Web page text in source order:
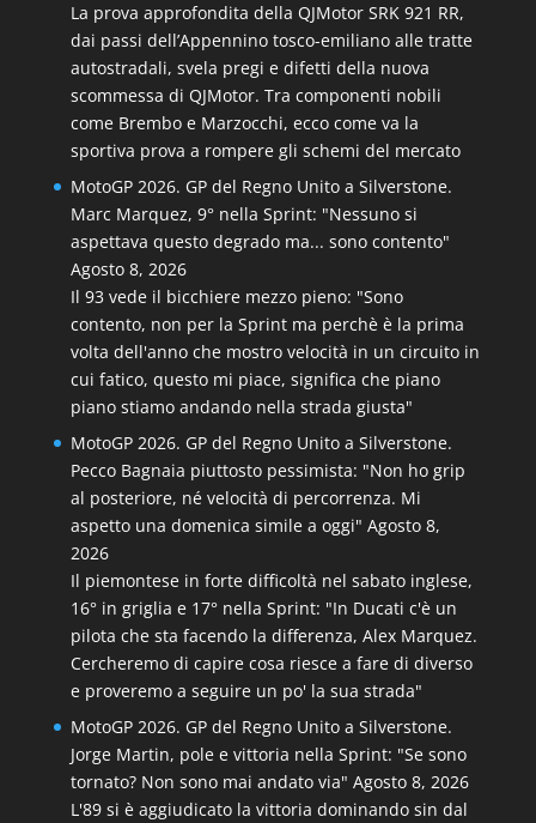
La prova approfondita della QJMotor SRK 921 RR,
dai passi dell’Appennino tosco-emiliano alle tratte
autostradali, svela pregi e difetti della nuova
scommessa di QJMotor. Tra componenti nobili
come Brembo e Marzocchi, ecco come va la
sportiva prova a rompere gli schemi del mercato
MotoGP 2026. GP del Regno Unito a Silverstone.
Marc Marquez, 9° nella Sprint: "Nessuno si
aspettava questo degrado ma... sono contento"
Agosto 8, 2026
Il 93 vede il bicchiere mezzo pieno: "Sono
contento, non per la Sprint ma perchè è la prima
volta dell'anno che mostro velocità in un circuito in
cui fatico, questo mi piace, significa che piano
piano stiamo andando nella strada giusta"
MotoGP 2026. GP del Regno Unito a Silverstone.
Pecco Bagnaia piuttosto pessimista: "Non ho grip
al posteriore, né velocità di percorrenza. Mi
aspetto una domenica simile a oggi" Agosto 8,
2026
Il piemontese in forte difficoltà nel sabato inglese,
16° in griglia e 17° nella Sprint: "In Ducati c'è un
pilota che sta facendo la differenza, Alex Marquez.
Cercheremo di capire cosa riesce a fare di diverso
e proveremo a seguire un po' la sua strada"
MotoGP 2026. GP del Regno Unito a Silverstone.
Jorge Martin, pole e vittoria nella Sprint: "Se sono
tornato? Non sono mai andato via" Agosto 8, 2026
L'89 si è aggiudicato la vittoria dominando sin dal